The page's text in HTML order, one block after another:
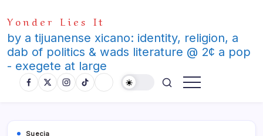
to
content
Yonder Lies It
by a tijuanense xicano: identity, religion, a
dab of politics & wads literature @ 2¢ a pop
- exegete at large
Suecia